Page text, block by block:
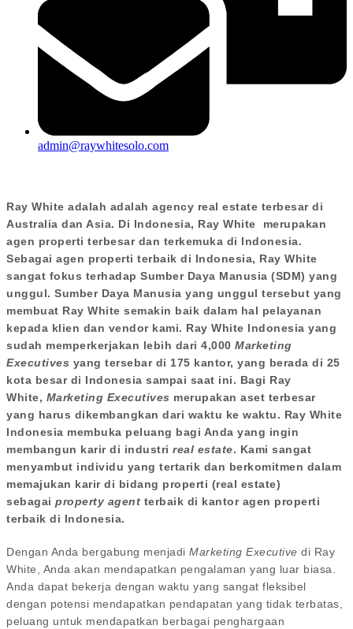
admin@raywhitesolo.com
Ray White adalah adalah agency real estate terbesar di
Australia dan Asia. Di Indonesia, Ray White merupakan
agen properti terbesar dan terkemuka di Indonesia.
Sebagai agen properti terbaik di Indonesia, Ray White
sangat fokus terhadap Sumber Daya Manusia (SDM) yang
unggul. Sumber Daya Manusia yang unggul tersebut yang
membuat Ray White semakin baik dalam hal pelayanan
kepada klien dan vendor kami. Ray White Indonesia yang
sudah memperkerjakan lebih dari 4,000 Marketing
Executives yang tersebar di 175 kantor, yang berada di 25
kota besar di Indonesia sampai saat ini. Bagi Ray
White, Marketing Executives merupakan aset terbesar
yang harus dikembangkan dari waktu ke waktu. Ray White
Indonesia membuka peluang bagi Anda yang ingin
membangun karir di industri real estate. Kami sangat
menyambut individu yang tertarik dan berkomitmen dalam
memajukan karir di bidang properti (real estate)
sebagai property agent terbaik di kantor agen properti
terbaik di Indonesia.
Dengan Anda bergabung menjadi Marketing Executive di Ray
White, Anda akan mendapatkan pengalaman yang luar biasa.
Anda dapat bekerja dengan waktu yang sangat fleksibel
dengan potensi mendapatkan pendapatan yang tidak terbatas,
peluang untuk mendapatkan berbagai penghargaan